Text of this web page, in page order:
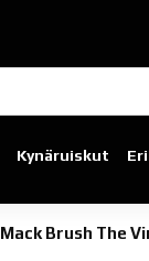
Kynäruiskut
Mack Brush The